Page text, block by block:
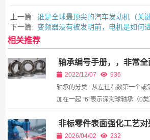
上一篇: 谁是全球最顶尖的汽车发动机（关
下一篇: 变频器没有被发明前，电机是如何
相关推荐
轴承编号手册，，非常
藏！2022/12/07
936
轴承的分类 从左往右数第一个或
加在一起 “6”表示深沟球轴承（0
四个数字）（1类） “21”“22...
非标零件表面强化工艺
劳寿命的调控机制研究
2026/04/02
232